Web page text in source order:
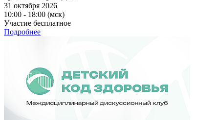
31 октября 2026
10:00 - 18:00 (мск)
Участие бесплатное
Подробнее